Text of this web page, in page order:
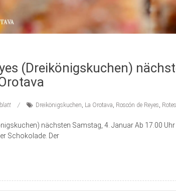
(Dreikönigskuchen)
Dreikönigskuchen La Orotava Roscón de Reyes
nächsten Samstag, 4. Januar Ab 17.00
Schokolade. Der